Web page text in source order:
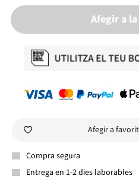
Afegir a
Afegir a
Compra segura
Entrega en 1-2 dies laborables